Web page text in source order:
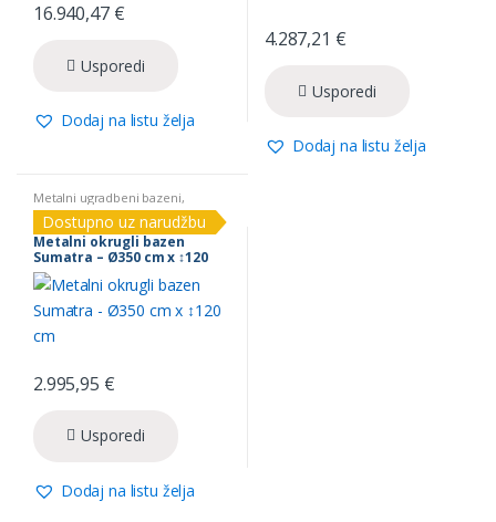
16.940,47 €
Usporedi
Dodaj na listu želja
4.287,21 €
Usporedi
Dodaj na listu želja
Metalni ugradbeni bazeni,
Sumatra
Dostupno uz narudžbu
Metalni okrugli bazen
Sumatra – Ø350 cm x ↕120
cm
2.995,95 €
Usporedi
Dodaj na listu želja